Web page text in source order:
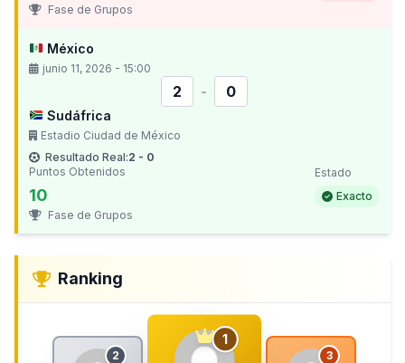
Fase de Grupos
México
junio 11, 2026 - 15:00
2 - 0
Sudáfrica
Estadio Ciudad de México
Resultado Real:2 - 0
Puntos Obtenidos
10
Estado
Exacto
Fase de Grupos
Ranking
2
1
3